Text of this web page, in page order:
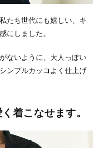
たち世代にも嬉しい、キ
にしました。
ないように、大人っぽい
ンプルカッコよく仕上げ
着こなせます。